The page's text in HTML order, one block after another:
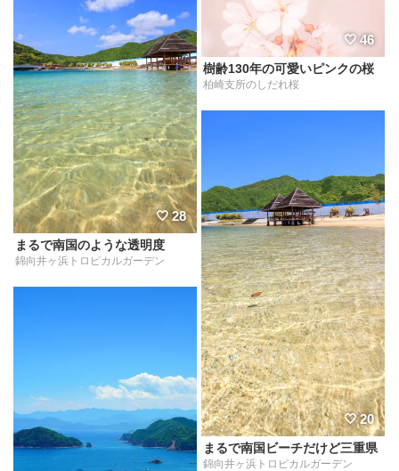
46
樹齢130年の可愛いピンクの桜
柏崎支所のしだれ桜
28
まるで南国のような透明度
錦向井ヶ浜トロピカルガーデン
20
まるで南国ビーチだけど三重県
錦向井ヶ浜トロピカルガーデン